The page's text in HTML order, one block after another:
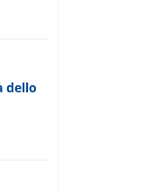
dello